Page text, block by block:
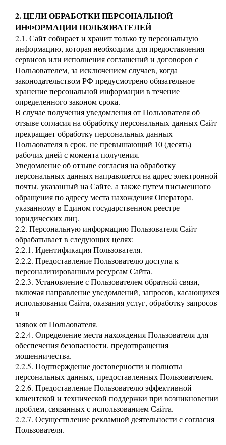
2. ЦЕЛИ ОБРАБОТКИ ПЕРСОНАЛЬНОЙ
ИНФОРМАЦИИ ПОЛЬЗОВАТЕЛЕЙ
2.1. Сайт собирает и хранит только ту персональную
информацию, которая необходима для предоставления
сервисов или исполнения соглашений и договоров с
Пользователем, за исключением случаев, когда
законодательством РФ предусмотрено обязательное
хранение персональной информации в течение
определенного законом срока.
В случае получения уведомления от Пользователя об
отзыве согласия на обработку персональных данных Сайт
прекращает обработку персональных данных
Пользователя в срок, не превышающий 10 (десять)
рабочих дней с момента получения.
Уведомление об отзыве согласия на обработку
персональных данных направляется на адрес электронной
почты, указанный на Сайте, а также путем письменного
обращения по адресу места нахождения Оператора,
указанному в Едином государственном реестре
юридических лиц.
2.2. Персональную информацию Пользователя Сайт
обрабатывает в следующих целях:
2.2.1. Идентификация Пользователя.
2.2.2. Предоставление Пользователю доступа к
персонализированным ресурсам Сайта.
2.2.3. Установление с Пользователем обратной связи,
включая направление уведомлений, запросов, касающихся
использования Сайта, оказания услуг, обработку запросов
и
заявок от Пользователя.
2.2.4. Определение места нахождения Пользователя для
обеспечения безопасности, предотвращения
мошенничества.
2.2.5. Подтверждение достоверности и полноты
персональных данных, предоставленных Пользователем.
2.2.6. Предоставление Пользователю эффективной
клиентской и технической поддержки при возникновении
проблем, связанных с использованием Сайта.
2.2.7. Осуществление рекламной деятельности с согласия
Пользователя.